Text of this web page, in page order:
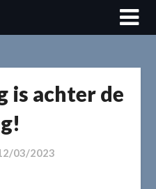
is achter de
03/2023